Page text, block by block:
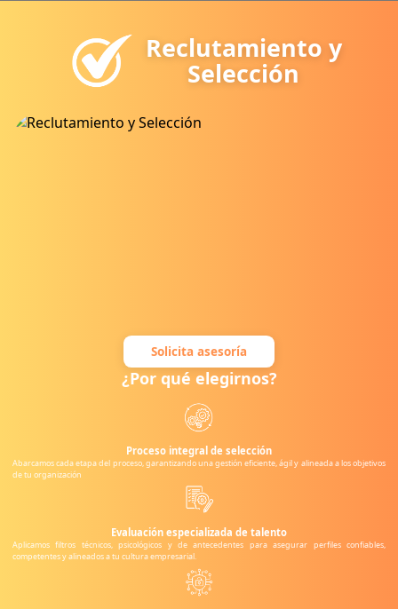
Reclutamiento y
Selección
Solicita asesoría
¿Por qué elegirnos?
Proceso integral de selección
Abarcamos cada etapa del proceso, garantizando una gestión eficiente, ágil y alineada a los objetivos
de tu organización
Evaluación especializada de talento
Aplicamos filtros técnicos, psicológicos y de antecedentes para asegurar perfiles confiables,
competentes y alineados a tu cultura empresarial.